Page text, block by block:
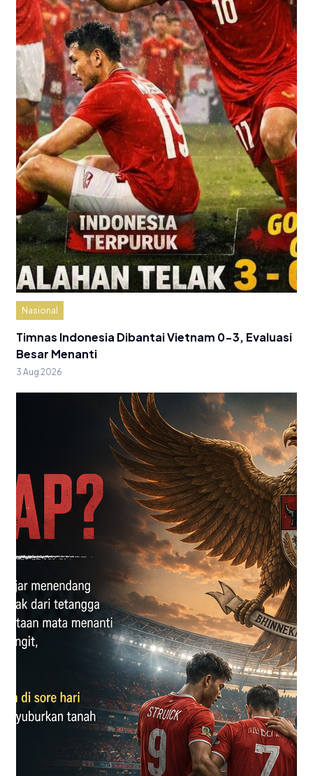
Nasional
Timnas Indonesia Dibantai Vietnam 0-3, Evaluasi
Besar Menanti
3 Aug 2026